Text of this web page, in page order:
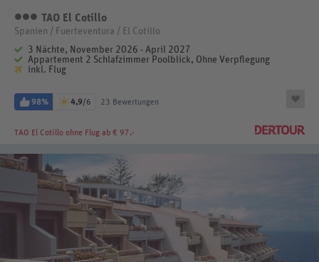
3 Sterne
TAO El Cotillo
Spanien / Fuerteventura / El Cotillo
3 Nächte, November 2026 - April 2027
Appartement 2 Schlafzimmer Poolblick, Ohne Verpflegung
inkl. Flug
98% 4,9/6 23 Bewertungen
TAO El Cotillo ohne Flug ab € 97.-